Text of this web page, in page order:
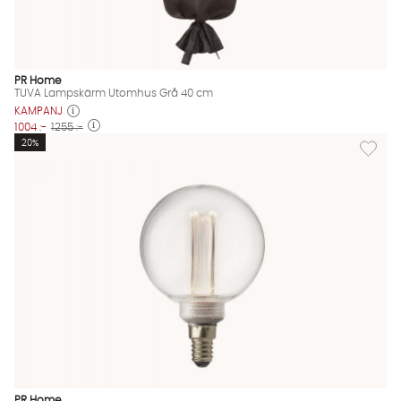
PR Home
TUVA Lampskärm Utomhus Grå 40 cm
KAMPANJ
1004 :- 1255 :-
Lägg
20%